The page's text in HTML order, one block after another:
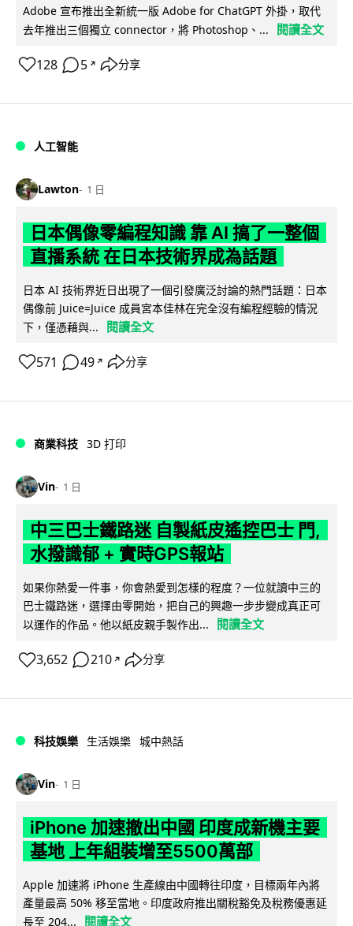
Adobe 宣布推出全新統一版 Adobe for ChatGPT 外掛，取代
去年推出三個獨立 connector，將 Photoshop、...
閱讀全文
128 5 ↗ 分享
人工智能
Lawton 1 日
日本偶像零編程知識 靠 AI 搞了一整個
直播系統 在日本技術界成為話題
日本 AI 技術界近日出現了一個引發廣泛討論的熱門話題：日本
偶像前 Juice=Juice 成員宮本佳林在完全沒有編程經驗的情況
下，僅憑藉與...
閱讀全文
571 49 ↗ 分享
商業科技 3D 打印
Vin 1 日
中三巴士鐵路迷 自製紙皮遙控巴士 門,
水撥識郁 + 實時GPS報站
如果你熱愛一件事，你會熱愛到怎樣的程度？一位就讀中三的
巴士鐵路迷，選擇由零開始，把自己的興趣一步步變成真正可
以運作的作品。他以紙皮親手製作出...
閱讀全文
3,652 210 ↗ 分享
科技娛樂 生活娛樂 城中熱話
Vin 1 日
iPhone 加速撤出中國 印度成新機主要
基地 上年組裝增至5500萬部
Apple 加速將 iPhone 生產線由中國轉往印度，目標兩年內將
產量最高 50% 移至當地。印度政府推出關稅豁免及稅務優惠延
長至 204...
閱讀全文